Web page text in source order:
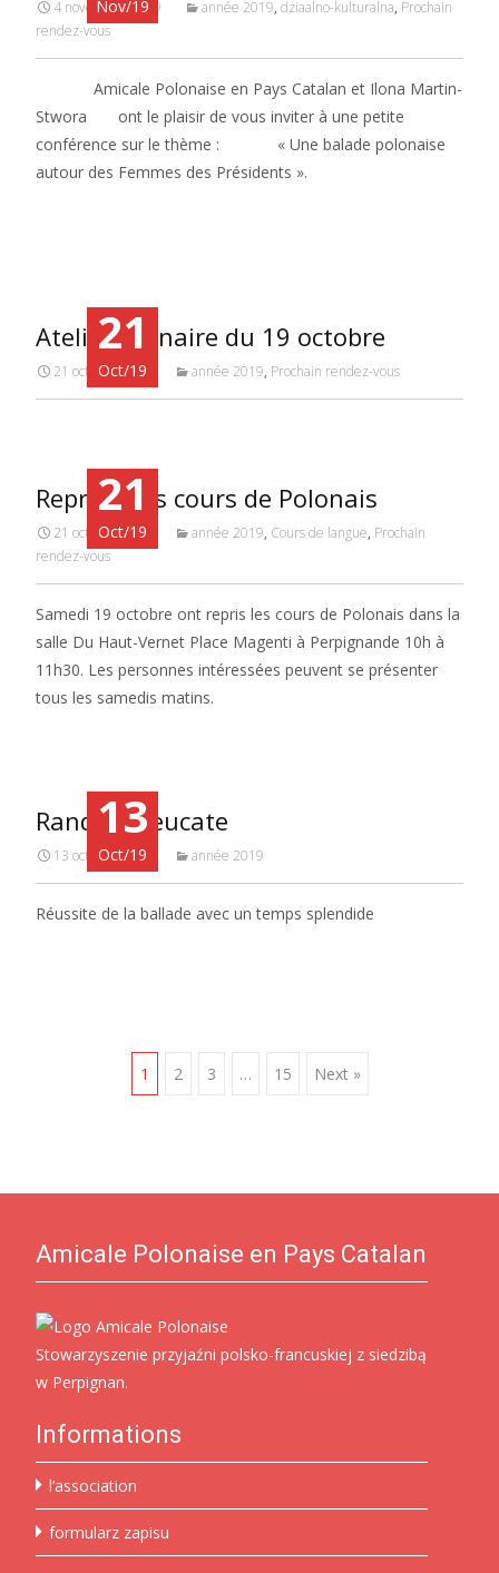
Nov/19
4 novembre 2019 année 2019, dziaalno-kulturalna, Prochain
rendez-vous
Amicale Polonaise en Pays Catalan et Ilona Martin-
Stwora ont le plaisir de vous inviter à une petite
conférence sur le thème : « Une balade polonaise
autour des Femmes des Présidents ».
21
Oct/19
Atelier culinaire du 19 octobre
21 octobre 2019 année 2019, Prochain rendez-vous
21
Oct/19
Reprise des cours de Polonais
21 octobre 2019 année 2019, Cours de langue, Prochain
rendez-vous
Samedi 19 octobre ont repris les cours de Polonais dans la
salle Du Haut-Vernet Place Magenti à Perpignande 10h à
11h30. Les personnes intéressées peuvent se présenter
tous les samedis matins.
13
Oct/19
Rando à Leucate
13 octobre 2019 année 2019
Réussite de la ballade avec un temps splendide
Posts
1 2 3 … 15 Next »
Amicale Polonaise en Pays Catalan
Stowarzyszenie przyjaźni polsko-francuskiej z siedzibą
w Perpignan.
Informations
l’association
formularz zapisu